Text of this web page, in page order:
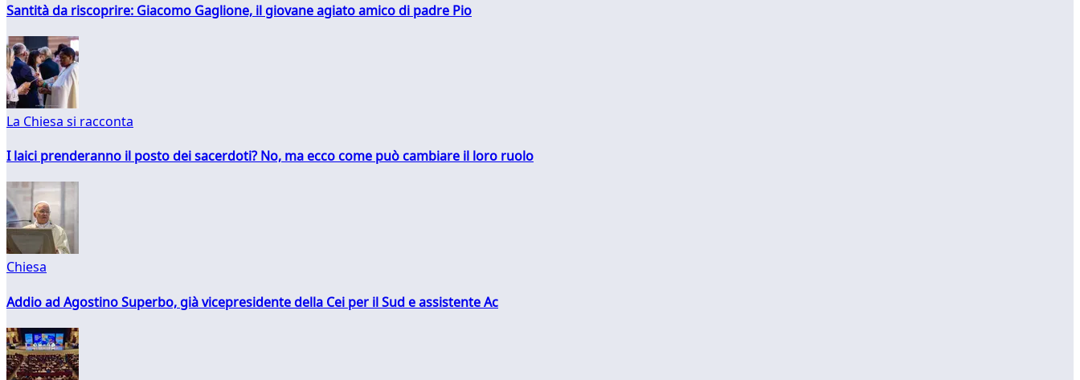
Santità da riscoprire: Giacomo Gaglione, il giovane agiato amico di padre Pio
La Chiesa si racconta
I laici prenderanno il posto dei sacerdoti? No, ma ecco come può cambiare il loro ruolo
Chiesa
Addio ad Agostino Superbo, già vicepresidente della Cei per il Sud e assistente Ac